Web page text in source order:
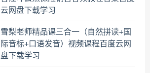
云网盘下载学习
雪梨老师精品课三合一（自然拼读+国
际音标+口语发音）视频课程百度云网
盘下载学习